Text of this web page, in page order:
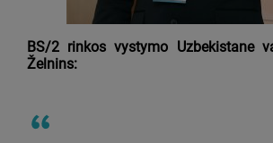
BS/2 rinkos vystymo Uzbekistane
Želnins: